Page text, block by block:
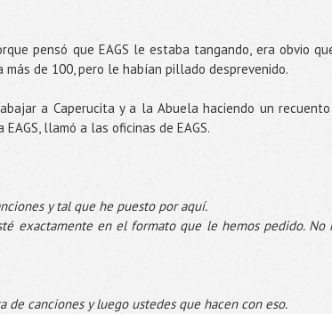
pensó que EAGS le estaba tangando, era obvio
de 100, pero le habían pillado desprevenido.
a Caperucita y a la Abuela haciendo un
EAGS, llamó a las oficinas de EAGS.
y tal que he puesto por aquí.
exactamente en el formato que le hemos pedido. No
de canciones y luego ustedes que hacen con eso.